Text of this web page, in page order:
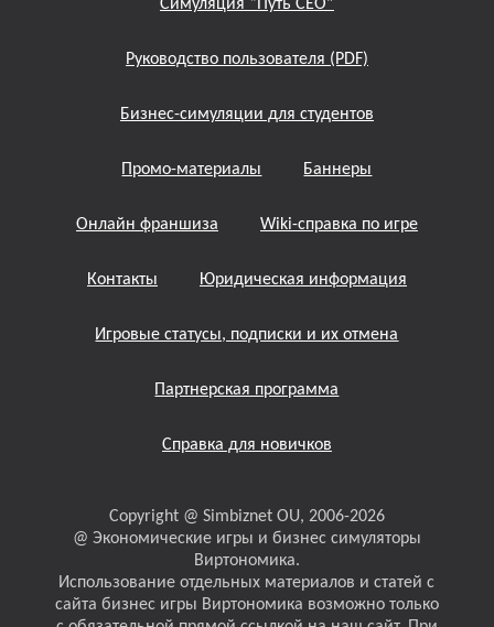
Симуляция “Путь СЕО”
Руководство пользователя (PDF)
Бизнес-симуляции для студентов
Промо-материалы Баннеры
Онлайн франшиза Wiki-справка по игре
Контакты Юридическая информация
Игровые статусы, подписки и их отмена
Партнерская программа
Справка для новичков
Copyright @ Simbiznet OU, 2006-2026
@ Экономические игры и бизнес симуляторы
Виртономика.
Использование отдельных материалов и статей с
сайта бизнес игры Виртономика возможно только